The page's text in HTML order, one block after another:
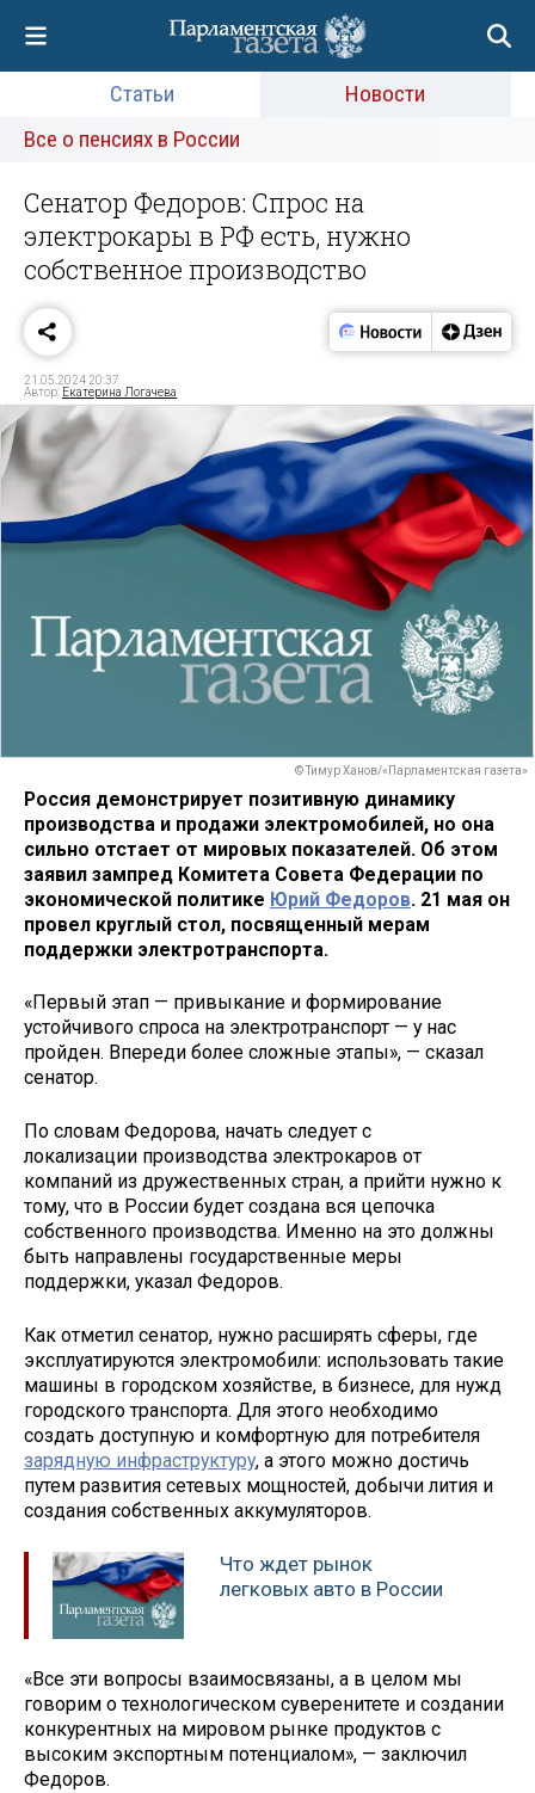
Статьи
Новости
Все о пенсиях в России
Сенатор Федоров: Спрос на
электрокары в РФ есть, нужно
собственное производство
21.05.2024 20:37
Автор: Екатерина Логачева
© Тимур Ханов/«Парламентская газета»
Россия демонстрирует позитивную динамику
производства и продажи электромобилей, но она
сильно отстает от мировых показателей. Об этом
заявил зампред Комитета Совета Федерации по
экономической политике Юрий Федоров. 21 мая он
провел круглый стол, посвященный мерам
поддержки электротранспорта.
«Первый этап — привыкание и формирование
устойчивого спроса на электротранспорт — у нас
пройден. Впереди более сложные этапы», — сказал
сенатор.
По словам Федорова, начать следует с
локализации производства электрокаров от
компаний из дружественных стран, а прийти нужно к
тому, что в России будет создана вся цепочка
собственного производства. Именно на это должны
быть направлены государственные меры
поддержки, указал Федоров.
Как отметил сенатор, нужно расширять сферы, где
эксплуатируются электромобили: использовать такие
машины в городском хозяйстве, в бизнесе, для нужд
городского транспорта. Для этого необходимо
создать доступную и комфортную для потребителя
зарядную инфраструктуру, а этого можно достичь
путем развития сетевых мощностей, добычи лития и
создания собственных аккумуляторов.
Что ждет рынок
легковых авто в России
«Все эти вопросы взаимосвязаны, а в целом мы
говорим о технологическом суверенитете и создании
конкурентных на мировом рынке продуктов с
высоким экспортным потенциалом», — заключил
Федоров.